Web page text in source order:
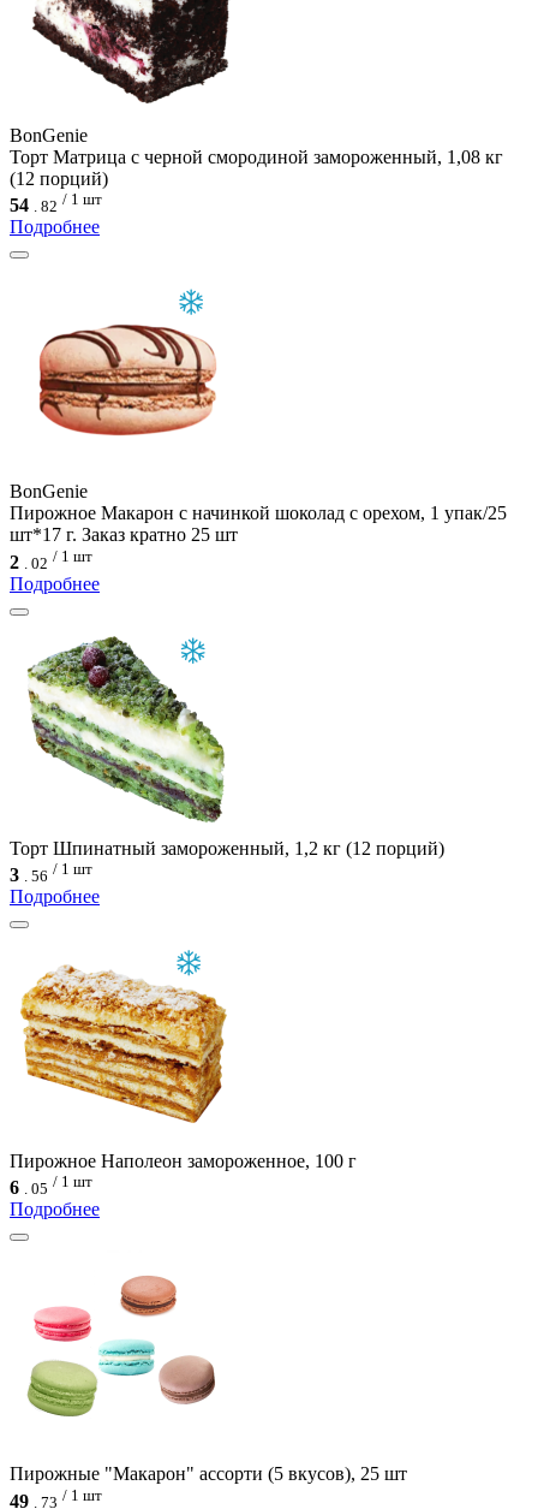
BonGenie
Торт Матрица с черной смородиной замороженный, 1,08 кг
(12 порций)
54 . 82 / 1 шт
Подробнее
BonGenie
Пирожное Макарон с начинкой шоколад с орехом, 1 упак/25
шт*17 г. Заказ кратно 25 шт
2
02 / 1 шт
Подробнее
Торт Шпинатный замороженный, 1,2 кг (12 порций)
3 . 56 / 1 шт
Подробнее
Пирожное Наполеон замороженное, 100 г
6 . 05 / 1 шт
Подробнее
Пирожные "Макарон" ассорти (5 вкусов), 25 шт
49
73 / 1 шт